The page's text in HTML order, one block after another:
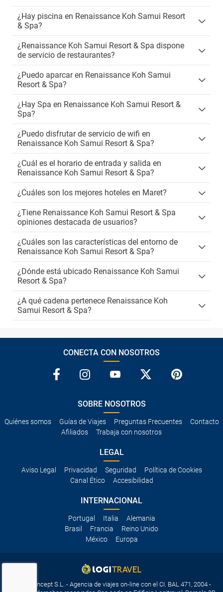
¿Hay piscina en Renaissance Koh Samui Resort
& Spa?
¿Renaissance Koh Samui Resort & Spa dispone
de servicio de restaurantes?
¿Puedo aparcar en Renaissance Koh Samui
Resort & Spa?
¿Hay Spa en Renaissance Koh Samui Resort &
Spa?
¿Puedo disfrutar de servicio de wifi en
Renaissance Koh Samui Resort & Spa?
¿Cuál es el horario de entrada y salida en
Renaissance Koh Samui Resort & Spa?
¿Cuáles son los mejores hoteles en Maret?
¿Tiene Renaissance Koh Samui Resort & Spa
opiniones destacada de usuarios?
¿Cuáles son las características del entorno de
Renaissance Koh Samui Resort & Spa?
¿Dónde está ubicado Renaissance Koh Samui
Resort & Spa?
¿A qué cadena pertenece Renaissance Koh
Samui Resort & Spa?
CONECTA CON NOSOTROS
SOBRE NOSOTROS
Quiénes somos Guías de Viajes Preguntas Frecuentes
Contacto
Afiliados
Trabaja con nosotros
LEGAL
Aviso Legal Privacidad Seguridad
Política de Cookies
Canal Ético
Accesibilidad
INTERNACIONAL
Portugal Italia
Alemania
Brasil
Francia
Reino Unido
México
Europa
Travelconcept S.L. - Agencia de viajes on-line con el CI. BAL 471, 2004 -